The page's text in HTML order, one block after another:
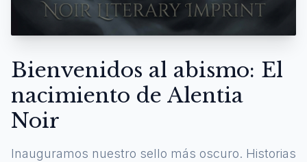
Bienvenidos al abismo: El
nacimiento de Alentia
Noir
Inauguramos nuestro sello más oscuro. Historias